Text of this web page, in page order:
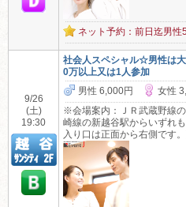
ネット予約：前日迄男性
9/26
(土)
19:30
社会人スペシャル☆男性は
0万以上又は1人参加
男性 6,000円
女性
※会場案内：ＪＲ武蔵野線
崎線の新越谷駅からいずれも
入り口は正面から右側です